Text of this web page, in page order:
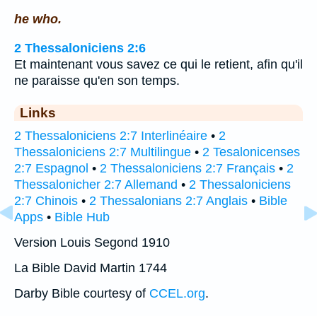
he who.
2 Thessaloniciens 2:6
Et maintenant vous savez ce qui le retient, afin qu'il
ne paraisse qu'en son temps.
Links
2 Thessaloniciens 2:7 Interlinéaire • 2
Thessaloniciens 2:7 Multilingue • 2 Tesalonicenses
2:7 Espagnol • 2 Thessaloniciens 2:7 Français • 2
Thessalonicher 2:7 Allemand • 2 Thessaloniciens
2:7 Chinois • 2 Thessalonians 2:7 Anglais • Bible
Apps • Bible Hub
Version Louis Segond 1910
La Bible David Martin 1744
Darby Bible courtesy of CCEL.org.